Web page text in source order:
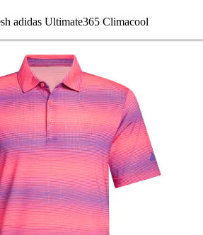
adidas Ultimate365 Climacool